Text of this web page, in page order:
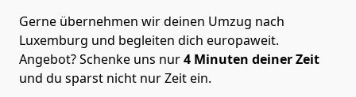
Gerne übernehmen wir deinen Umzug nach
Luxemburg und begleiten dich europaweit.
Angebot? Schenke uns nur4 Minuten deiner Zeit
und du sparst nicht nur Zeit ein.